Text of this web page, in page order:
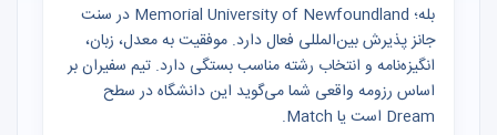
بله؛ Memorial University of Newfoundland در سنت
جانز پذیرش بین‌المللی فعال دارد. موفقیت به معدل، زبان،
انگیزه‌نامه و انتخاب رشته مناسب بستگی دارد. تیم سفیران بر
اساس رزومه واقعی شما می‌گوید این دانشگاه در سطح
Dream است یا Match.